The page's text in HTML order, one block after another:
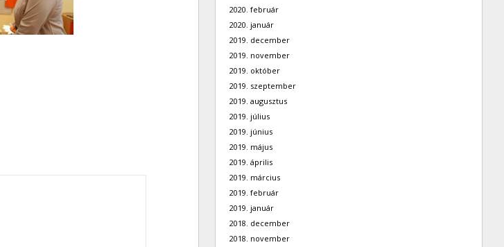
2020. február
2020. január
2019. december
2019. november
2019. október
2019. szeptember
2019. augusztus
2019. július
2019. június
2019. május
2019. április
2019. március
2019. február
2019. január
2018. december
2018. november